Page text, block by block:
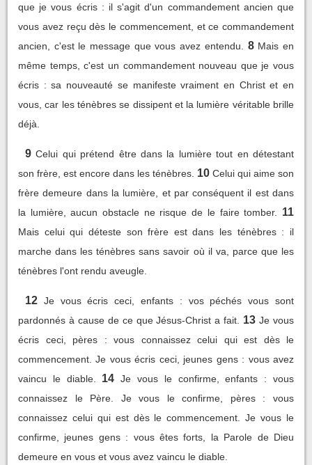
que je vous écris : il s'agit d'un commandement ancien que
vous avez reçu dès le commencement, et ce commandement
ancien, c'est le message que vous avez entendu.
8 Mais en
même temps, c'est un commandement nouveau que je vous
écris : sa nouveauté se manifeste vraiment en Christ et en
vous, car les ténèbres se dissipent et la lumière véritable brille
déjà.
9 Celui qui prétend être dans la lumière tout en détestant
son frère, est encore dans les ténèbres. 10 Celui qui aime son
frère demeure dans la lumière, et par conséquent il est dans
la lumière, aucun obstacle ne risque de le faire tomber.
11
Mais celui qui déteste son frère est dans les ténèbres : il
marche dans les ténèbres sans savoir où il va, parce que les
ténèbres l'ont rendu aveugle.
12 Je vous écris ceci, enfants : vos péchés vous sont
pardonnés à cause de ce que Jésus-Christ a fait.
13 Je vous
écris ceci, pères : vous connaissez celui qui est dès le
commencement. Je vous écris ceci, jeunes gens : vous avez
vaincu le diable.
14 Je vous le confirme, enfants : vous
connaissez le Père. Je vous le confirme, pères : vous
connaissez celui qui est dès le commencement. Je vous le
confirme, jeunes gens : vous êtes forts, la Parole de Dieu
demeure en vous et vous avez vaincu le diable.